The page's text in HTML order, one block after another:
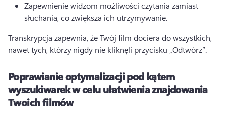
Zapewnienie widzom możliwości czytania zamiast
słuchania, co zwiększa ich utrzymywanie.
Transkrypcja zapewnia, że Twój film dociera do wszystkich,
nawet tych, którzy nigdy nie kliknęli przycisku „Odtwórz”.
Poprawianie optymalizacji pod kątem
wyszukiwarek w celu ułatwienia znajdowania
Twoich filmów